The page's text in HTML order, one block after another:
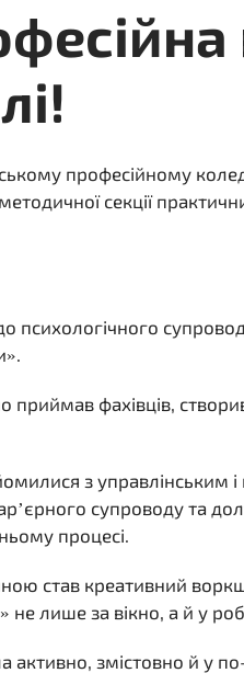
професійному
секції
психологічного
приймав фахівців,
з управлінським
супроводу та
процесі.
став креативний
не лише за вікно, а й у
активно, змістовно й у